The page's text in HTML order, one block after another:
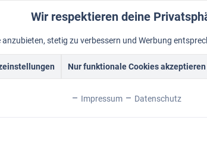
Rahmen Ölbild vom Foto
Wir respektieren deine
stetig zu verbessern und Werbung
Nur funktionale Cookies akzeptieren
Impressum Datenschutz